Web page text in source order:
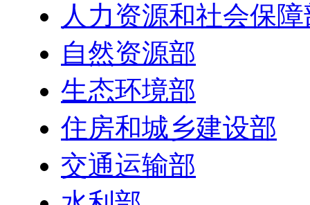
人力资源和社会保
自然资源部
生态环境部
住房和城乡建设部
交通运输部